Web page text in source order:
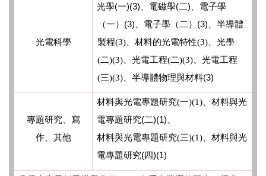
光電科學
光學(一)(3) 、電磁學(二)
電子學
（一） (3) 電子學（二） (3) 、半導體
製程(3) 、材料的光電特性(3) 、光學
(二)(3) 、光電工程(二)(3) 、光電工程
(三)(3) 、半導體物理與材料(3)
專題研究、寫
作、其他
材料與光電專題研究(一)(1) 、材料與光
電專題研究(二)(1)
材料與光電專題研究(三)(1) 、材料與光
電專題研究(四)(1)